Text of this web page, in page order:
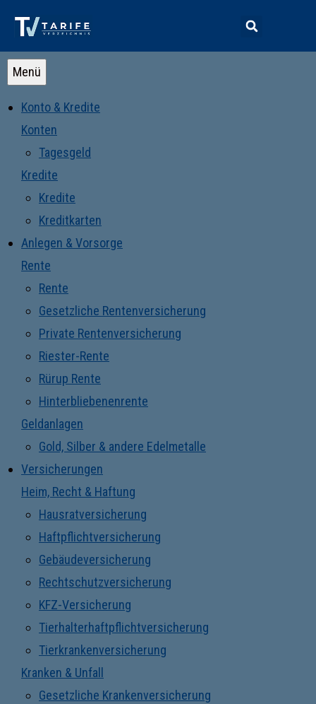
Menü
Konto & Kredite
Konten
Tagesgeld
Kredite
Kredite
Kreditkarten
Anlegen & Vorsorge
Rente
Rente
Gesetzliche Rentenversicherung
Private Rentenversicherung
Riester-Rente
Rürup Rente
Hinterbliebenenrente
Geldanlagen
Gold, Silber & andere Edelmetalle
Versicherungen
Heim, Recht & Haftung
Hausratversicherung
Haftpflichtversicherung
Gebäudeversicherung
Rechtschutzversicherung
KFZ-Versicherung
Tierhalterhaftpflichtversicherung
Tierkrankenversicherung
Kranken & Unfall
Gesetzliche Krankenversicherung